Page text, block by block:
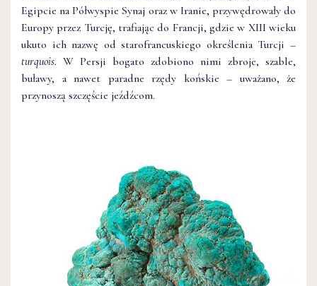
Egipcie na Półwyspie Synaj oraz w Iranie, przywędrowały do
Europy przez Turcję, trafiając do Francji, gdzie w XIII wieku
ukuto ich nazwę od starofrancuskiego określenia Turcji –
turquois. W Persji bogato zdobiono nimi zbroje, szable,
buławy, a nawet paradne rzędy końskie – uważano, że
przynoszą szczęście jeźdźcom.